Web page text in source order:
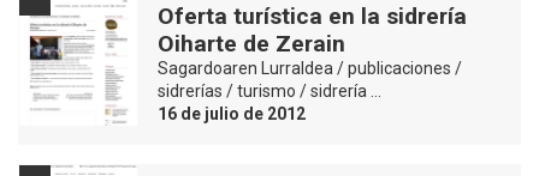
Oferta turística en la sidrería
Oiharte de Zerain
Sagardoaren Lurraldea / publicaciones /
sidrerías / turismo / sidrería …
16 de julio de 2012